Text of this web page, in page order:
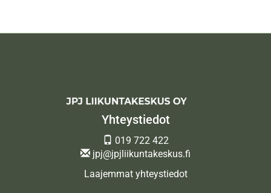
Yhteystiedot
019 722 422
jpj@jpjliikuntakeskus.fi
Laajemmat yhteystiedot